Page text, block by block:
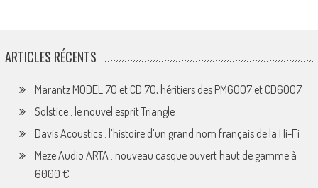
ARTICLES RÉCENTS
Marantz MODEL 70 et CD 70, héritiers des PM6007 et CD6007
Solstice : le nouvel esprit Triangle
Davis Acoustics : l’histoire d’un grand nom français de la Hi-Fi
Meze Audio ARTA : nouveau casque ouvert haut de gamme à
6000 €